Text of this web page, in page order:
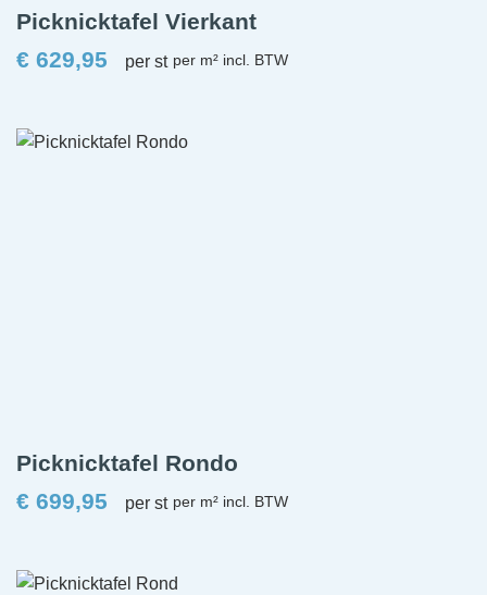
Picknicktafel Vierkant
€ 629,95 per st
Picknicktafel Rondo
€ 699,95 per st